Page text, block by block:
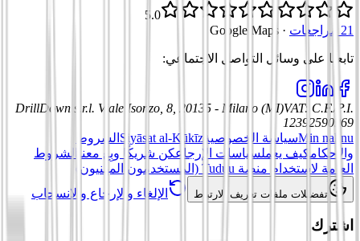
5.0
21 مراجعات
·
Google Maps
تابعنا على وسائل التواصل الاجتماعي:
DrillDown s.r.l. Viale Isonzo, 8, 20135 - Milano (MI)VAT: C.F./P.I.
12392590969
Min nahnuسياسة الخصوصية Siyāsat al-Kūkīz الشروط
والأحكامكيف يعملسياسات الإرجاعكن شريكًا وبِع معنا
الشروط
العامة لاستخدام منصة Tuduu (المستخدمون المهنيون)
تفضيلات ملفات تعريف الارتباط الإلغاء والإرجاع والانسحاب
اشترك